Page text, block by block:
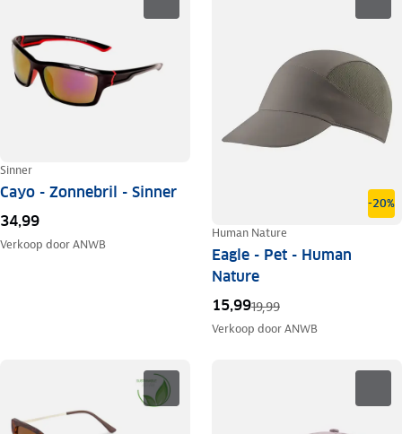
Sinner
Cayo - Zonnebril - Sinner
34,99
Verkoop doorANWB
-20%
Human Nature
Eagle - Pet - Human
Nature
15,9919,99
Verkoop doorANWB